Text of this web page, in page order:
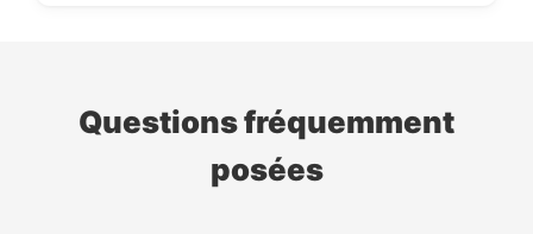
Questions fréquemment
posées